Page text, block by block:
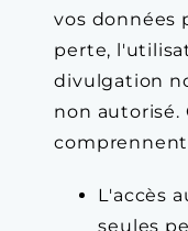
vos données
perte,
divulgation
non autorisé.
comprennent
L'accès
seules